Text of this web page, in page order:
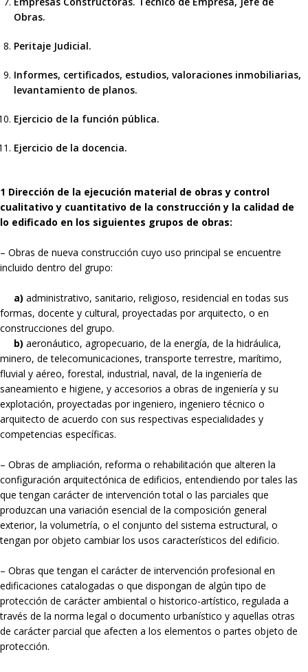
Obras.
Peritaje Judicial.
Informes, certificados, estudios, valoraciones inmobiliarias,
levantamiento de planos.
Ejercicio de la función pública.
Ejercicio de la docencia.
1 Dirección de la ejecución material de obras y control
cualitativo y cuantitativo de la construcción y la calidad de
lo edificado en los siguientes grupos de obras:
– Obras de nueva construcción cuyo uso principal se encuentre
incluido dentro del grupo:
a) administrativo, sanitario, religioso, residencial en todas sus
formas, docente y cultural, proyectadas por arquitecto, o en
construcciones del grupo.
b) aeronáutico, agropecuario, de la energía, de la hidráulica,
minero, de telecomunicaciones, transporte terrestre, marítimo,
fluvial y aéreo, forestal, industrial, naval, de la ingeniería de
saneamiento e higiene, y accesorios a obras de ingeniería y su
explotación, proyectadas por ingeniero, ingeniero técnico o
arquitecto de acuerdo con sus respectivas especialidades y
competencias específicas.
– Obras de ampliación, reforma o rehabilitación que alteren la
configuración arquitectónica de edificios, entendiendo por tales las
que tengan carácter de intervención total o las parciales que
produzcan una variación esencial de la composición general
exterior, la volumetría, o el conjunto del sistema estructural, o
tengan por objeto cambiar los usos característicos del edificio.
– Obras que tengan el carácter de intervención profesional en
edificaciones catalogadas o que dispongan de algún tipo de
protección de carácter ambiental o historico-artístico, regulada a
través de la norma legal o documento urbanístico y aquellas otras
de carácter parcial que afecten a los elementos o partes objeto de
protección.